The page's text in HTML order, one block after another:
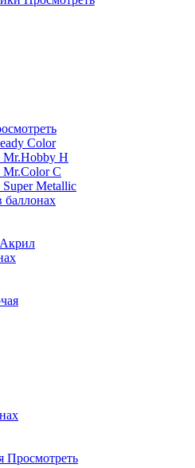
Color
Mr.Hobby H
Mr.Color C
Super Metallic
баллонах
Просмотреть